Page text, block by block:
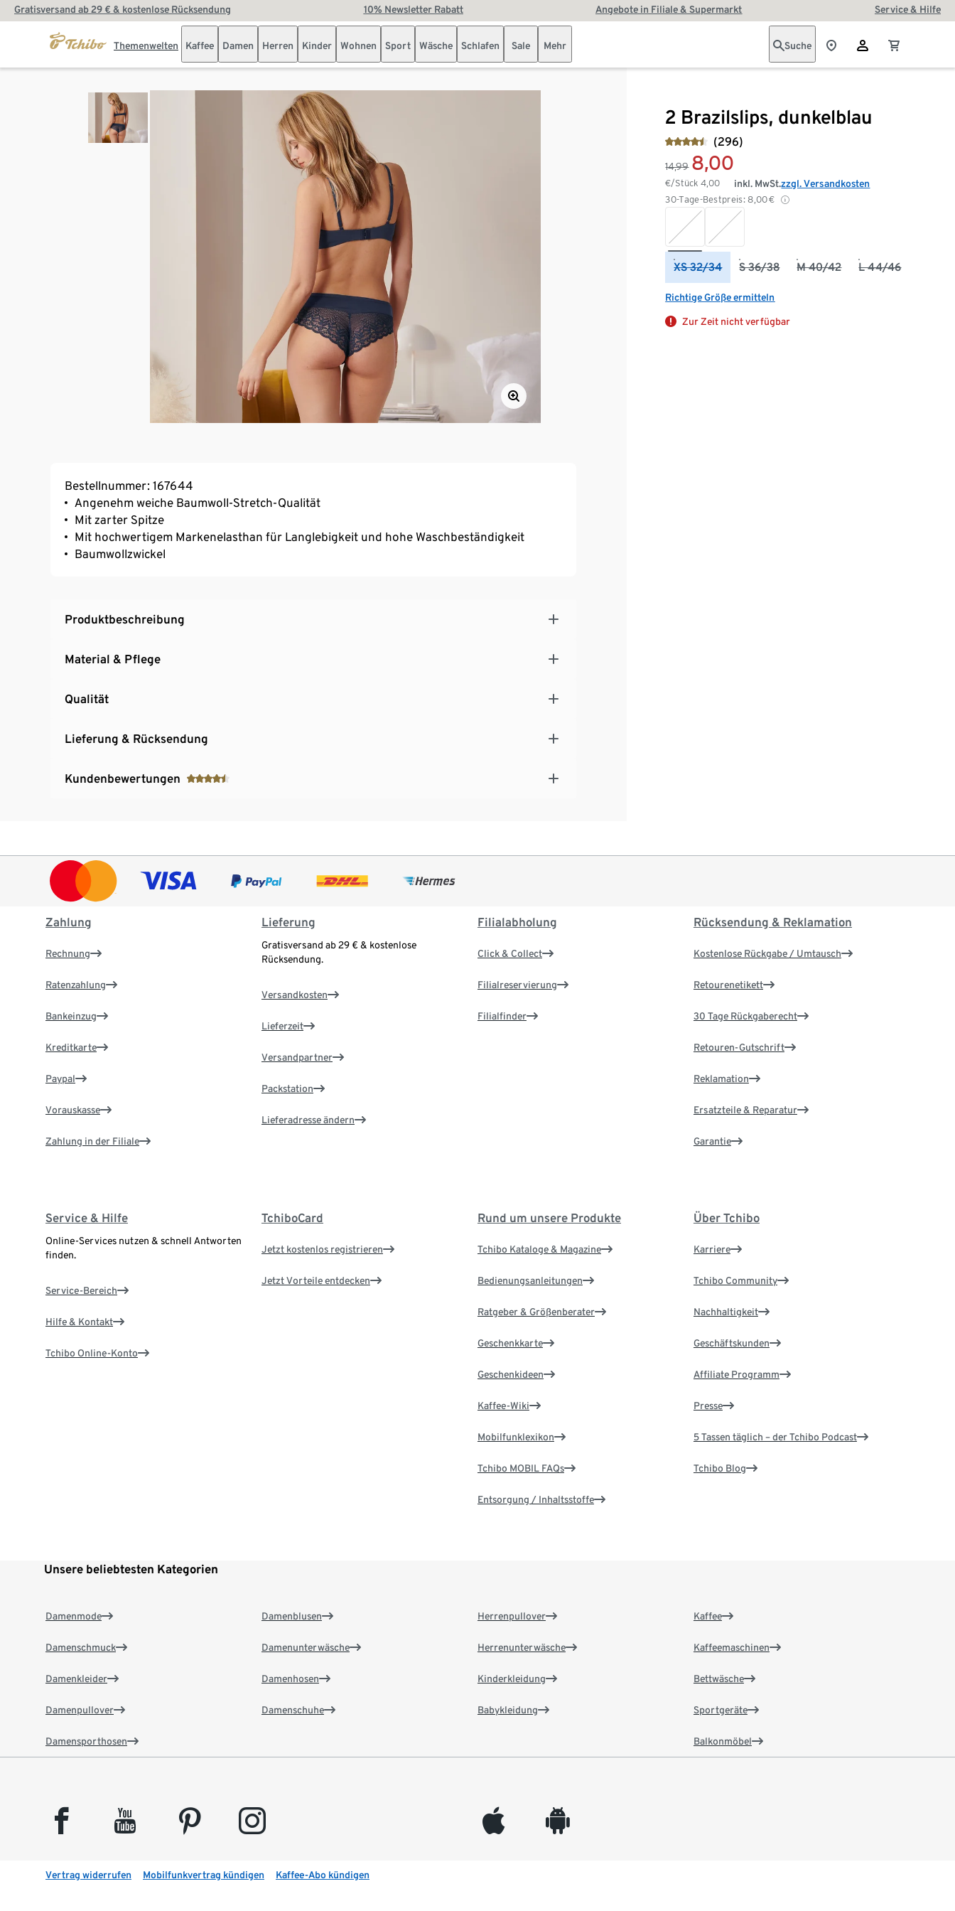
Gratisversand ab 29 € & kostenlose Rücksendung 10% Newsletter Rabatt Angebote in Filiale & Supermarkt Service & Hilfe
Themenwelten Kaffee Damen Herren Kinder Wohnen Sport Wäsche Schlafen Sale Mehr Suche
2 Brazilslips, dunkelblau
(296)
14,99 8,00
€/Stück4,00
30-Tage-Bestpreis: 8,00€
inkl. MwSt.zzgl. Versandkosten
XS 32/34 S 36/38 M 40/42 L 44/46
Richtige Größe ermitteln
Zur Zeit nicht verfügbar
Bestellnummer: 167644
Angenehm weiche Baumwoll-Stretch-Qualität
Mit zarter Spitze
Mit hochwertigem Markenelasthan für Langlebigkeit und hohe Waschbeständigkeit
Baumwollzwickel
Produktbeschreibung
Material & Pflege
Qualität
Lieferung & Rücksendung
Kundenbewertungen
Zahlung
Rechnung
Ratenzahlung
Bankeinzug
Kreditkarte
Paypal
Vorauskasse
Zahlung in der Filiale
Lieferung
Gratisversand ab 29 € & kostenlose
Rücksendung.
Versandkosten
Lieferzeit
Versandpartner
Packstation
Lieferadresse ändern
Filialabholung
Click & Collect
Filialreservierung
Filialfinder
Rücksendung & Reklamation
Kostenlose Rückgabe / Umtausch
Retourenetikett
30 Tage Rückgaberecht
Retouren-Gutschrift
Reklamation
Ersatzteile & Reparatur
Garantie
Service & Hilfe
Online-Services nutzen & schnell Antworten
finden.
Service-Bereich
Hilfe & Kontakt
Tchibo Online-Konto
TchiboCard
Jetzt kostenlos registrieren
Jetzt Vorteile entdecken
Rund um unsere Produkte
Tchibo Kataloge & Magazine
Bedienungsanleitungen
Ratgeber & Größenberater
Geschenkkarte
Geschenkideen
Kaffee-Wiki
Mobilfunklexikon
Tchibo MOBIL FAQs
Entsorgung / Inhaltsstoffe
Über Tchibo
Karriere
Tchibo Community
Nachhaltigkeit
Geschäftskunden
Affiliate Programm
Presse
5 Tassen täglich – der Tchibo Podcast
Tchibo Blog
Unsere beliebtesten Kategorien
Damenmode
Damenschmuck
Damenkleider
Damenpullover
Damensporthosen
Damenblusen
Damenunterwäsche
Damenhosen
Damenschuhe
Herrenpullover
Herrenunterwäsche
Kinderkleidung
Babykleidung
Kaffee
Kaffeemaschinen
Bettwäsche
Sportgeräte
Balkonmöbel
facebook youtube pinterest instagram appleinc android
Vertrag widerrufen Mobilfunkvertrag kündigen Kaffee-Abo kündigen